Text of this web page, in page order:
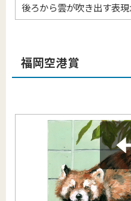
後ろから雲が吹き出す表現
福岡空港賞